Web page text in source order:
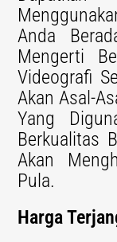
Anda
Mengerti
Videografi
Akan Asal-
Yang
Berkualitas
Akan
Pula.
Harga